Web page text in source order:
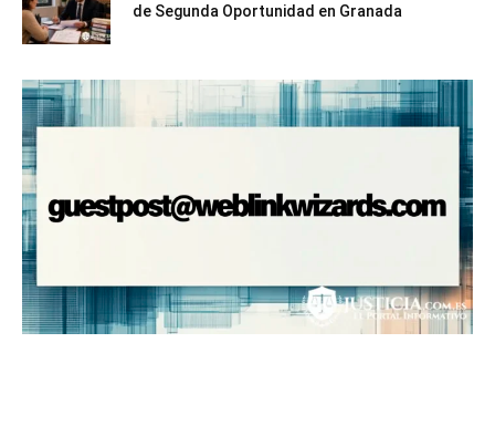
de Segunda Oportunidad en Granada